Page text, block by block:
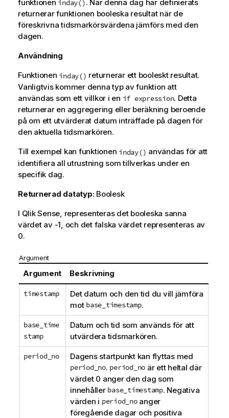
funktionen inday(). När denna dag har definierats
returnerar funktionen booleska resultat när de
föreskrivna tidsmarkörsvärdena jämförs med den
dagen.
Användning
Funktionen inday() returnerar ett booleskt resultat.
Vanligtvis kommer denna typ av funktion att
användas som ett villkor i en if expression. Detta
returnerar en aggregering eller beräkning beroende
på om ett utvärderat datum inträffade på dagen för
den aktuella tidsmarkören.
Till exempel kan funktionen inday() användas för att
identifiera all utrustning som tillverkas under en
specifik dag.
Returnerad datatyp: Boolesk
I Qlik Sense , representeras det booleska sanna
värdet av -1, och det falska värdet representeras av
0.
Argument
Argument Beskrivning
timestamp
Det datum och den tid du vill jämföra
mot base_timestamp.
base_time
stamp
Datum och tid som används för att
utvärdera tidsmarkören.
period_no Dagens startpunkt kan flyttas med
period_no. period_no är ett heltal där
värdet 0 anger den dag som
innehåller base_timestamp. Negativa
värden i period_noanger
föregående dagar och positiva